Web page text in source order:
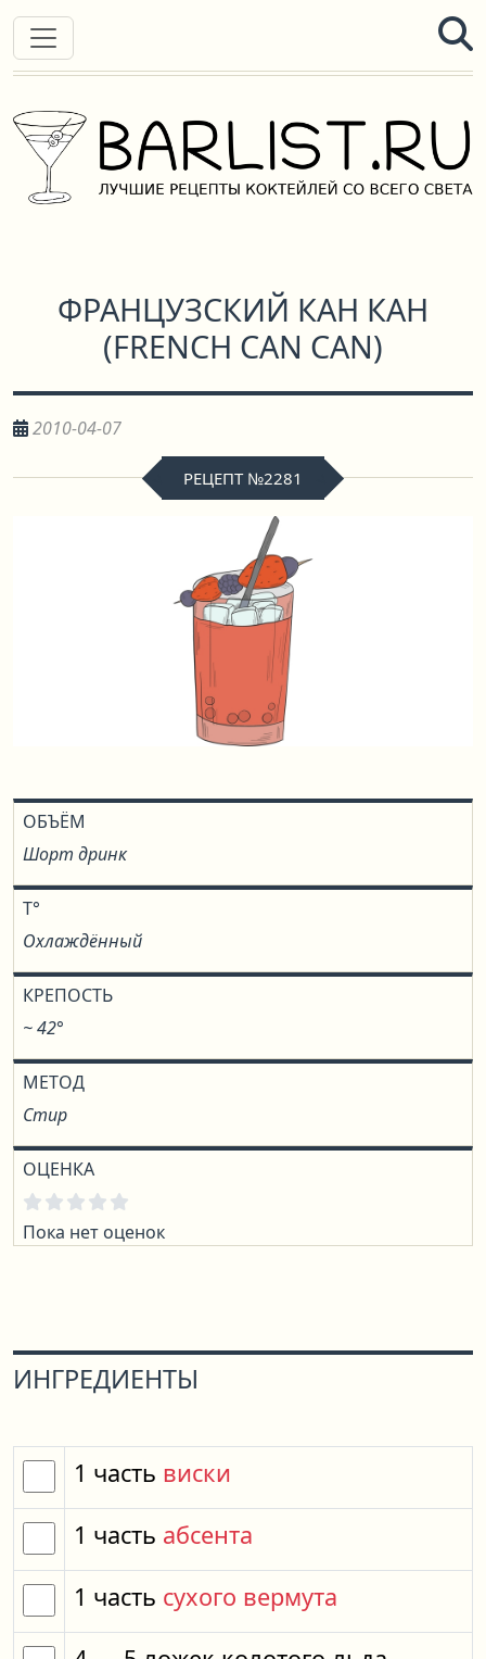
ФРАНЦУЗСКИЙ КАН КАН
(FRENCH CAN CAN)
2010-04-07
РЕЦЕПТ №2281
ОБЪЁМ
Шорт дринк
T°
Охлаждённый
КРЕПОСТЬ
~ 42°
МЕТОД
Стир
ОЦЕНКА
Пока нет оценок
ИНГРЕДИЕНТЫ
1 часть виски
1 часть абсента
1 часть сухого вермута